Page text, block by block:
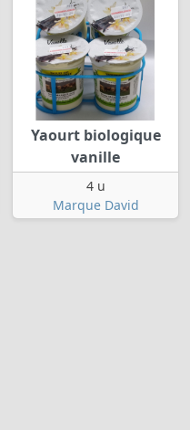
Yaourt biologique
vanille
4 u
Marque David